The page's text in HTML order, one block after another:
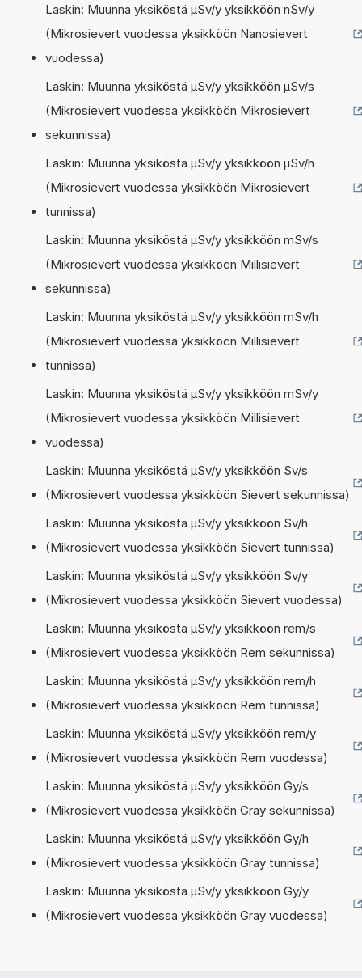
Laskin: Muunna yksiköstä µSv/y yksikköön nSv/y
(Mikrosievert vuodessa yksikköön Nanosievert
vuodessa)
Laskin: Muunna yksiköstä µSv/y yksikköön µSv/s
(Mikrosievert vuodessa yksikköön Mikrosievert
sekunnissa)
Laskin: Muunna yksiköstä µSv/y yksikköön µSv/h
(Mikrosievert vuodessa yksikköön Mikrosievert
tunnissa)
Laskin: Muunna yksiköstä µSv/y yksikköön mSv/s
(Mikrosievert vuodessa yksikköön Millisievert
sekunnissa)
Laskin: Muunna yksiköstä µSv/y yksikköön mSv/h
(Mikrosievert vuodessa yksikköön Millisievert
tunnissa)
Laskin: Muunna yksiköstä µSv/y yksikköön mSv/y
(Mikrosievert vuodessa yksikköön Millisievert
vuodessa)
Laskin: Muunna yksiköstä µSv/y yksikköön Sv/s
(Mikrosievert vuodessa yksikköön Sievert sekunnissa)
Laskin: Muunna yksiköstä µSv/y yksikköön Sv/h
(Mikrosievert vuodessa yksikköön Sievert tunnissa)
Laskin: Muunna yksiköstä µSv/y yksikköön Sv/y
(Mikrosievert vuodessa yksikköön Sievert vuodessa)
Laskin: Muunna yksiköstä µSv/y yksikköön rem/s
(Mikrosievert vuodessa yksikköön Rem sekunnissa)
Laskin: Muunna yksiköstä µSv/y yksikköön rem/h
(Mikrosievert vuodessa yksikköön Rem tunnissa)
Laskin: Muunna yksiköstä µSv/y yksikköön rem/y
(Mikrosievert vuodessa yksikköön Rem vuodessa)
Laskin: Muunna yksiköstä µSv/y yksikköön Gy/s
(Mikrosievert vuodessa yksikköön Gray sekunnissa)
Laskin: Muunna yksiköstä µSv/y yksikköön Gy/h
(Mikrosievert vuodessa yksikköön Gray tunnissa)
Laskin: Muunna yksiköstä µSv/y yksikköön Gy/y
(Mikrosievert vuodessa yksikköön Gray vuodessa)